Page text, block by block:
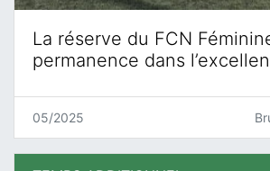
La réserve du FCN
permanence dans
05/2025